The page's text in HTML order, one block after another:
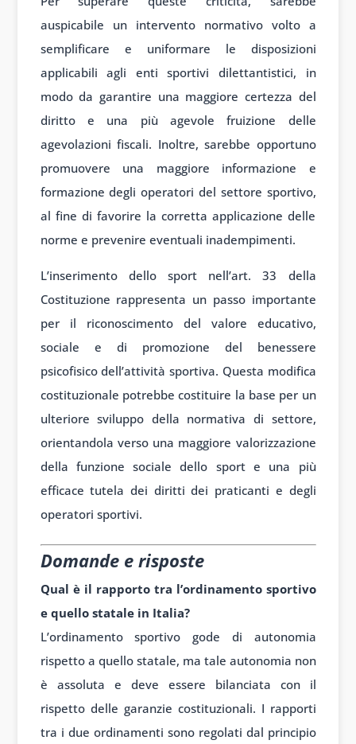
auspicabile un intervento normativo volto a
semplificare e uniformare le disposizioni
applicabili agli enti sportivi dilettantistici, in
modo da garantire una maggiore certezza del
diritto e una più agevole fruizione delle
agevolazioni fiscali. Inoltre, sarebbe opportuno
promuovere una maggiore informazione e
formazione degli operatori del settore sportivo,
al fine di favorire la corretta applicazione delle
norme e prevenire eventuali inadempimenti.
L’inserimento dello sport nell’art. 33 della
Costituzione rappresenta un passo importante
per il riconoscimento del valore educativo,
sociale e di promozione del benessere
psicofisico dell’attività sportiva. Questa modifica
costituzionale potrebbe costituire la base per un
ulteriore sviluppo della normativa di settore,
orientandola verso una maggiore valorizzazione
della funzione sociale dello sport e una più
efficace tutela dei diritti dei praticanti e degli
operatori sportivi.
Domande e risposte
Qual è il rapporto tra l’ordinamento sportivo
e quello statale in Italia?
L’ordinamento sportivo gode di autonomia
rispetto a quello statale, ma tale autonomia non
è assoluta e deve essere bilanciata con il
rispetto delle garanzie costituzionali. I rapporti
tra i due ordinamenti sono regolati dal principio